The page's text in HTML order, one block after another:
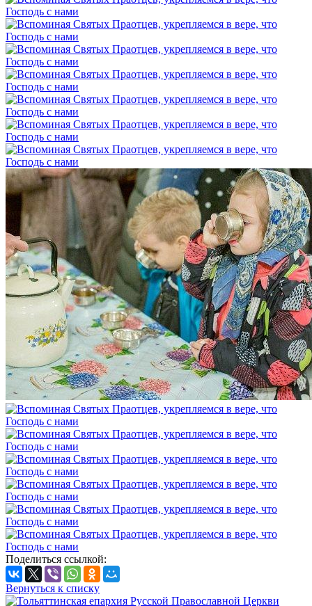
Поделиться ссылкой:
Вернуться к списку